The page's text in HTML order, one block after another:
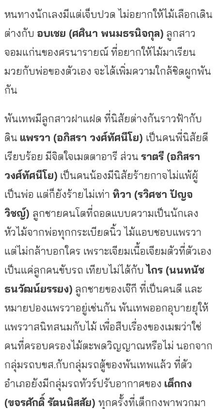
หนทางนักเลงมีแต่เจ็บปวด ไม่อยากให้ไม้เลือกเดิน
ต่างกับ อบเชย (ศศินา พนมธรนิจกุล) ลูกสาว
จอมแก่นของศรนารายณ์ ที่อยากให้ไม้มาเรียน
มวยกับพ่อของตัวเอง จะได้เพิ่มความใกล้ชิดผูกพัน
กัน
พันเทพมีลูกสาวฝาแฝด ที่นิสัยต่างกันราวฟ้ากับ
ดิน แพรวา (อภิสรา วงศ์ทัศนีโย) เป็นคนพี่นิสัยดี
เรียบร้อย มีจิตใจเมตตาอารี ส่วน ราตรี (อภิสรา
วงศ์ทัศนีโย) เป็นคนน้องมีนิสัยร้ายกาจไม่แพ้ผู้
เป็นพ่อ แต่ก็ยังร้ายไม่เท่า ทิวา (รวิศชา ปัญจ
วิชญ์) ลูกชายคนโตที่ถอดแบบความเป็นนักเลง
หัวไม้จากพ่อทุกกระเบียดนิ้ว ไม้แอบชอบแพรวา
แต่ไม่กล้าบอกใคร เพราะเจียมเนื้อเจียมตัวที่ตัวเอง
เป็นแค่ลูกคนขับรถ เทียบไม่ได้กับไกร (นนทนัช
ธนวัฒน์ยรรยง) ลูกชายของเจ๊กี ที่เป็นคนดี และ
หมายปองแพรวาอยู่เช่นกัน พันเทพออกอุบายยุให้
แพรวาสนิทสนมกับไม้ เพื่อสืบเรื่องของเมฆว่าใช่
คนที่ครอบครองไม้ตะพดวิญญาณหรือไม่ นอกจาก
กลุ่มรถบขส.กับกลุ่มรถตู้ของพันเทพแล้ว ที่ตัว
อำเภอยังมีกลุ่มรถทัวร์ปรับอากาศของ เต็กกง
(ขจรศักดิ์ รัตนนิสสัย) ทุกครั้งที่เต็กกงพาพวกมา